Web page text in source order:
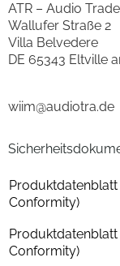
Ethernet LAN ja
Schnittstellen
WLAN-
Bluetooth-
ATR – Audio
Wallufer Straße 2
Villa Belvedere
DE 65343 Eltville
wiim@audiotra.de
Conformity)
Conformity)